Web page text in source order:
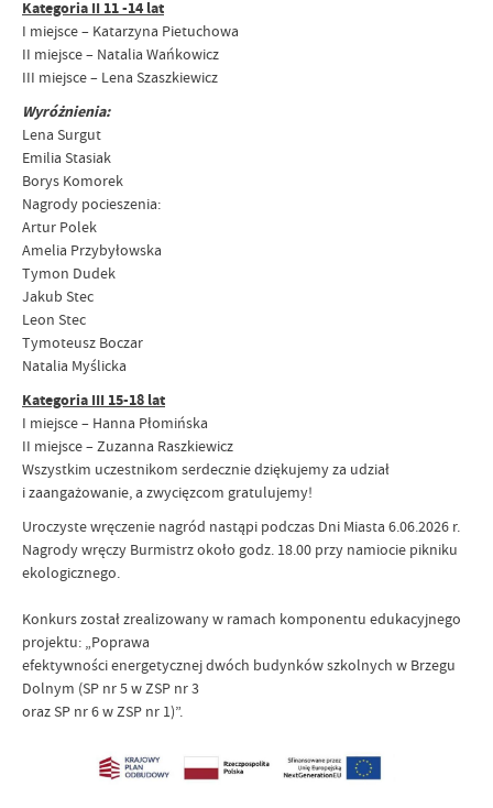
Kategoria II 11 -14 lat
I miejsce – Katarzyna Pietuchowa
II miejsce – Natalia Wańkowicz
III miejsce – Lena Szaszkiewicz
Wyróżnienia:
Lena Surgut
Emilia Stasiak
Borys Komorek
Nagrody pocieszenia:
Artur Polek
Amelia Przybyłowska
Tymon Dudek
Jakub Stec
Leon Stec
Tymoteusz Boczar
Natalia Myślicka
Kategoria III 15-18 lat
​I miejsce – Hanna Płomińska
II miejsce – Zuzanna Raszkiewicz
Wszystkim uczestnikom serdecznie dziękujemy za udział
i zaangażowanie, a zwycięzcom gratulujemy!
Uroczyste wręczenie nagród nastąpi podczas Dni Miasta 6.06.2026 r.
Nagrody wręczy Burmistrz około godz. 18.00 przy namiocie pikniku
ekologicznego.
Konkurs został zrealizowany w ramach komponentu edukacyjnego
projektu: „Poprawa
efektywności energetycznej dwóch budynków szkolnych w Brzegu
Dolnym (SP nr 5 w ZSP nr 3
oraz SP nr 6 w ZSP nr 1)”.